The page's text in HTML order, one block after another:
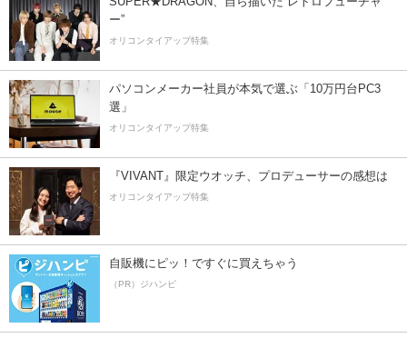
ー”
オリコンタイアップ特集
パソコンメーカー社員が本気で選ぶ「10万円台PC3
選」
オリコンタイアップ特集
『VIVANT』限定ウオッチ、プロデューサーの感想は
オリコンタイアップ特集
自販機にピッ！ですぐに買えちゃう
（PR）ジハンピ